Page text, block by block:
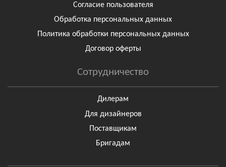
Согласие пользователя
Обработка персональных данных
Политика обработки персональных данных
Договор оферты
Сотрудничество
Дилерам
Для дизайнеров
Поставщикам
Бригадам